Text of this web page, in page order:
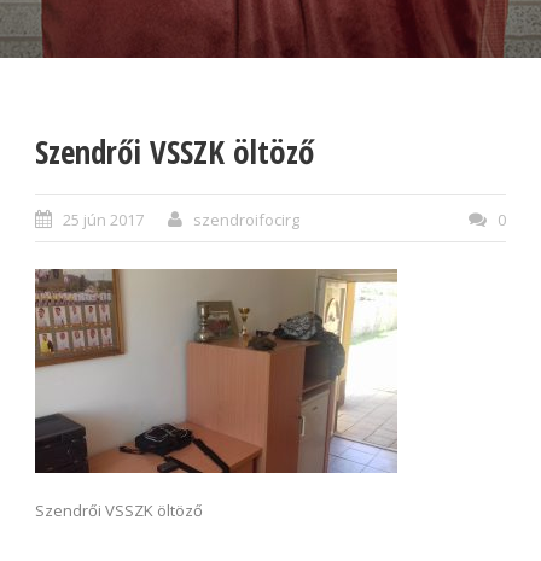
Szendrői VSSZK öltöző
25 jún 2017 szendroifocirg 0
Szendrői VSSZK öltöző